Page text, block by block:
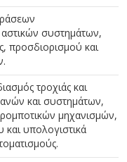
συστημάτων,
προσδιορισμού και
τροχιάς και
και συστημάτων,
μηχανισμών,
υπολογιστικά